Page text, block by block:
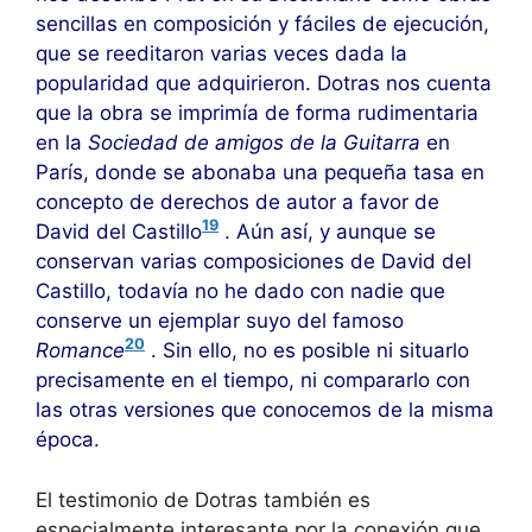
sencillas en composición y fáciles de ejecución,
que se reeditaron varias veces dada la
popularidad que adquirieron. Dotras nos cuenta
que la obra se imprimía de forma rudimentaria
en la Sociedad de amigos de la Guitarra en
París, donde se abonaba una pequeña tasa en
concepto de derechos de autor a favor de
David del Castillo19 . Aún así, y aunque se
conservan varias composiciones de David del
Castillo, todavía no he dado con nadie que
conserve un ejemplar suyo del famoso
Romance20 . Sin ello, no es posible ni situarlo
precisamente en el tiempo, ni compararlo con
las otras versiones que conocemos de la misma
época.
El testimonio de Dotras también es